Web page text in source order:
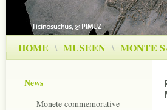
HOME \ MUSEEN \ MONTE
News
Monete commemorative